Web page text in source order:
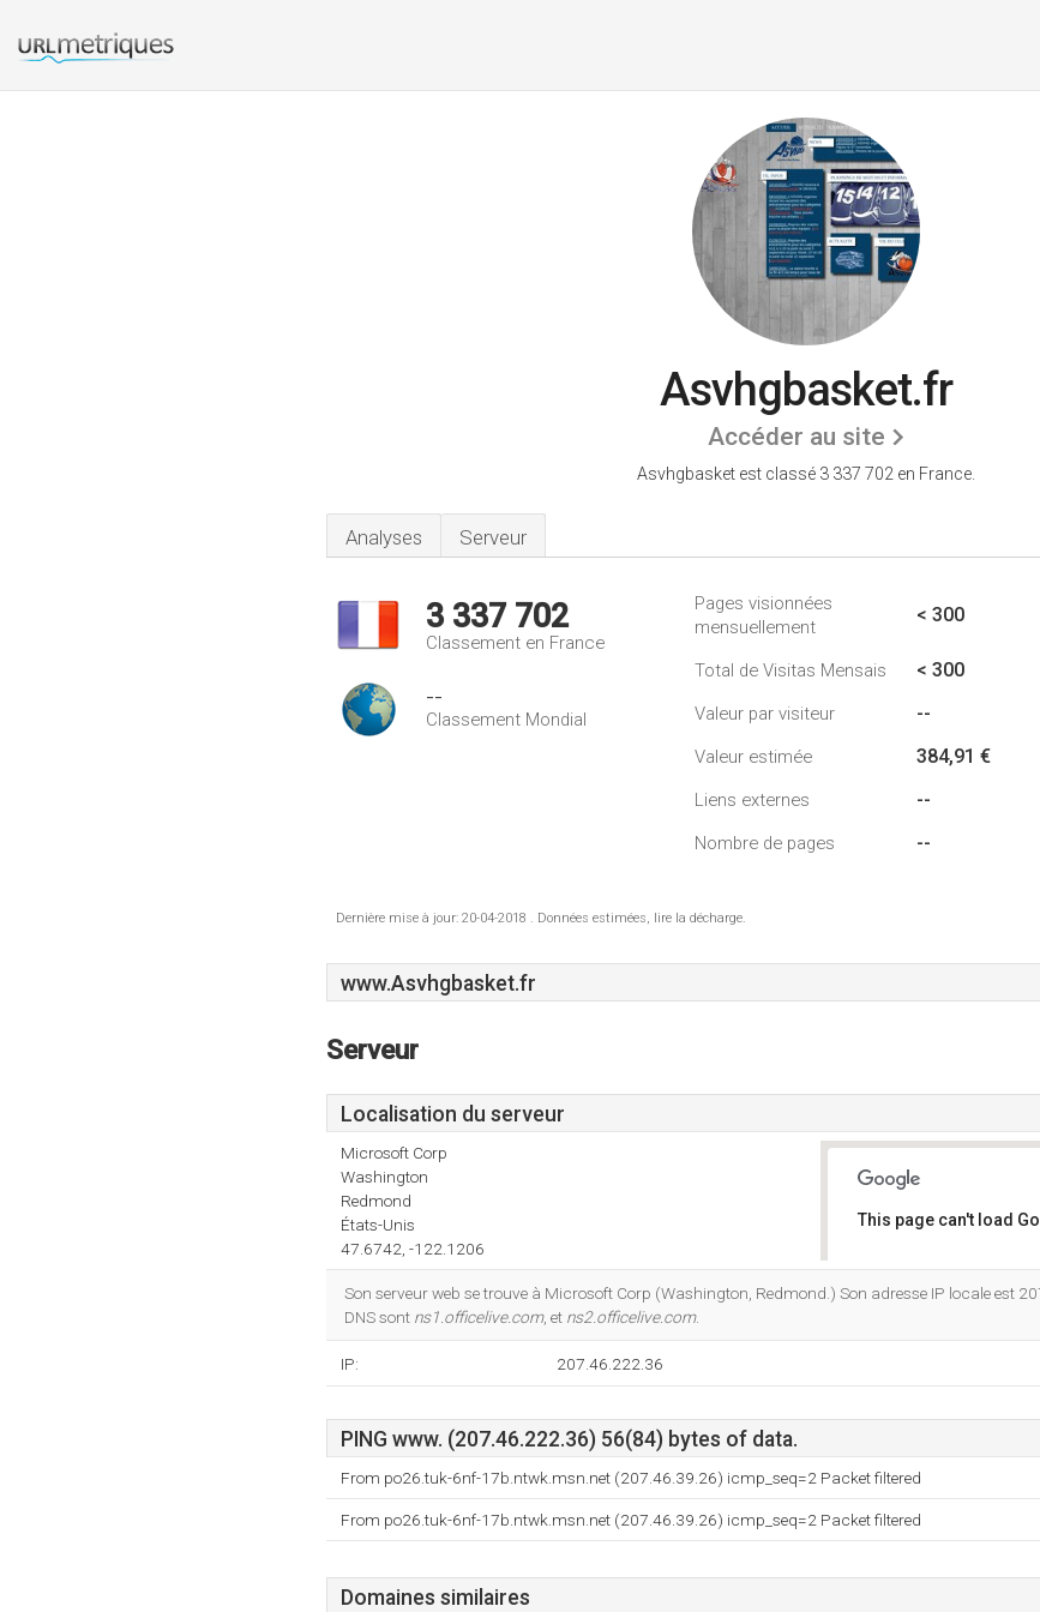
Asvhgbasket.fr
Accéder au site
Asvhgbasket est classé 3 337 702 en France.
Analyses Serveur
3 337 702
Classement en France
--
Classement Mondial
Pages visionnées
mensuellement
< 300
Total de Visitas Mensais < 300
Valeur par visiteur --
Valeur estimée 384,91 €
Liens externes --
Nombre de pages --
Dernière mise à jour: 20-04-2018 . Données estimées, lire la décharge.
www.Asvhgbasket.fr
Serveur
Localisation du serveur
Microsoft Corp
Washington
Redmond
États-Unis
47.6742, -122.1206
This page can't load
Son serveur web se trouve à Microsoft Corp (Washington, Redmond.) Son adresse IP locale est
DNS sont ns1.officelive.com, et ns2.officelive.com.
IP: 207.46.222.36
PING www. (207.46.222.36) 56(84) bytes of data.
From po26.tuk-6nf-17b.ntwk.msn.net (207.46.39.26) icmp_seq=2 Packet filtered
From po26.tuk-6nf-17b.ntwk.msn.net (207.46.39.26) icmp_seq=2 Packet filtered
Domaines similaires